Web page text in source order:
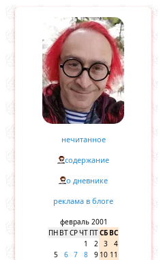
нечитанное
содержание
о дневнике
реклама в блоге
февраль 2001
ПН ВТСРЧТ ПТСБВС
1
2 3
4
5
6 7 8 9 10 11